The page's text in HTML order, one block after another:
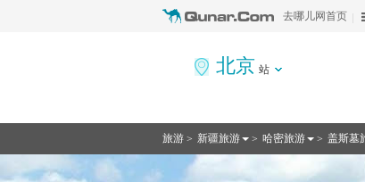
去哪儿网首页
北京 站
旅游 > 新疆旅游 > 哈密旅游 > 盖斯墓